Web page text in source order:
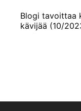
Blogi tavoittaa
kävijää (10/